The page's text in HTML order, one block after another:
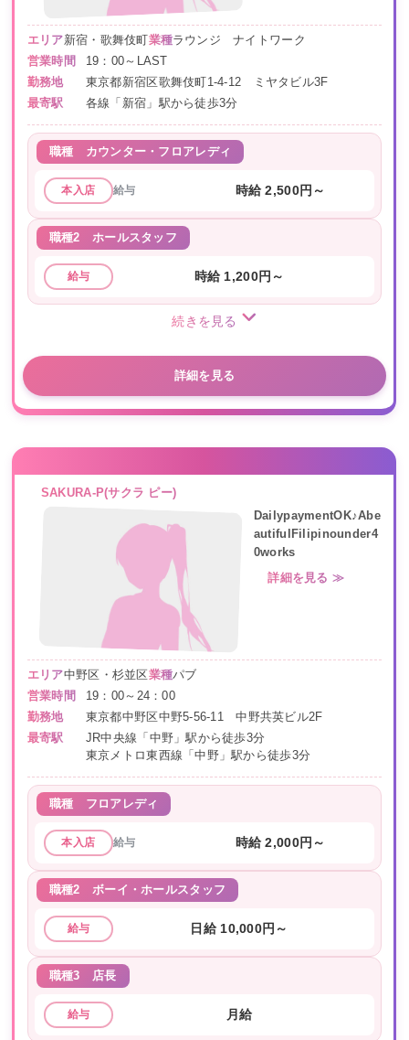
エリア新宿・歌舞伎町業種ラウンジ ナイトワーク
営業時間
19：00～LAST
勤務地
東京都新宿区歌舞伎町1-4-12 ミヤタビル3F
最寄駅
各線「新宿」駅から徒歩3分
職種 カウンター・フロアレディ
本入店 給与 時給 2,500円～
職種2 ホールスタッフ
給与 時給 1,200円～
続きを見る
詳細を見る
SAKURA-P(サクラ ピー)
DailypaymentOK♪Abe
autifulFilipinounder4
0works
詳細を見る ≫
エリア中野区・杉並区業種パブ
営業時間
19：00～24：00
勤務地
東京都中野区中野5-56-11 中野共英ビル2F
最寄駅
JR中央線「中野」駅から徒歩3分
東京メトロ東西線「中野」駅から徒歩3分
職種 フロアレディ
本入店 給与 時給 2,000円～
職種2 ボーイ・ホールスタッフ
給与 日給 10,000円～
職種3 店長
給与 月給